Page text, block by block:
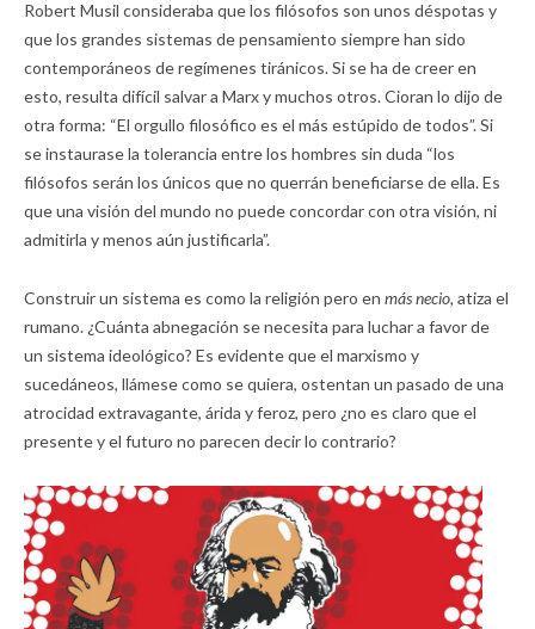
Robert Musil consideraba que los filósofos son unos déspotas y
que los grandes sistemas de pensamiento siempre han sido
contemporáneos de regímenes tiránicos. Si se ha de creer en
esto, resulta difícil salvar a Marx y muchos otros. Cioran lo dijo de
otra forma: “El orgullo filosófico es el más estúpido de todos”. Si
se instaurase la tolerancia entre los hombres sin duda “los
filósofos serán los únicos que no querrán beneficiarse de ella. Es
que una visión del mundo no puede concordar con otra visión, ni
admitirla y menos aún justificarla”.
Construir un sistema es como la religión pero en más necio, atiza el
rumano. ¿Cuánta abnegación se necesita para luchar a favor de
un sistema ideológico? Es evidente que el marxismo y
sucedáneos, llámese como se quiera, ostentan un pasado de una
atrocidad extravagante, árida y feroz, pero ¿no es claro que el
presente y el futuro no parecen decir lo contrario?